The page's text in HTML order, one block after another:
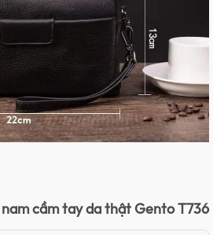
cầm tay da thật Gento T736